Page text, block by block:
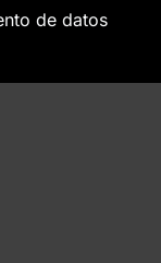
de datos